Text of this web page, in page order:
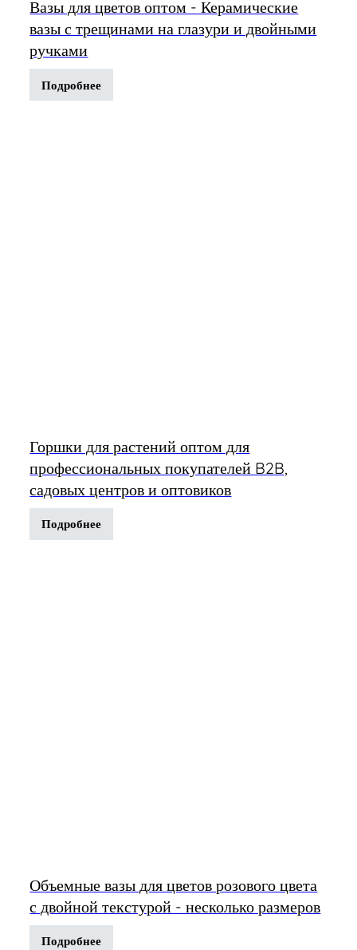
Вазы для цветов оптом - Керамические
вазы с трещинами на глазури и двойными
ручками
Подробнее
Горшки для растений оптом для
профессиональных покупателей B2B,
садовых центров и оптовиков
Подробнее
Объемные вазы для цветов розового цвета
с двойной текстурой - несколько размеров
Подробнее